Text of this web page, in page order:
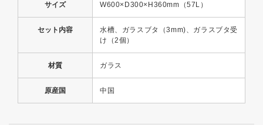
サイズ W600×D300×H360mm（57L）
セット内容
水槽、ガラスブタ（3mm)、ガラスブタ受
け（2個）
材質 ガラス
原産国 中国